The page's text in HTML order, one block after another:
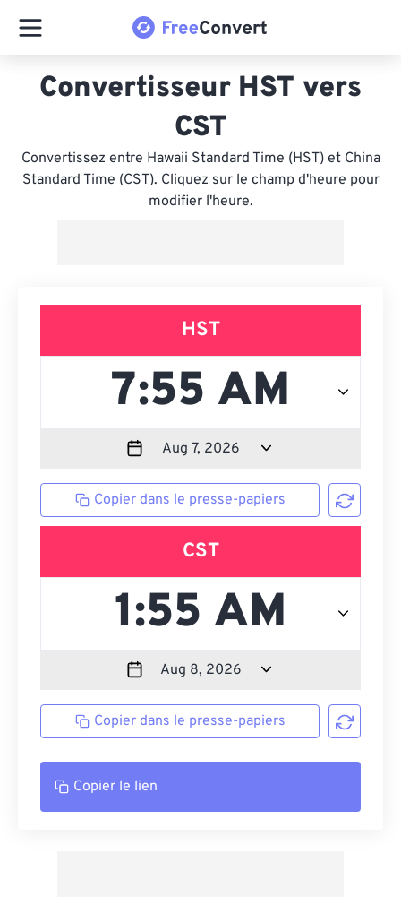
Convertisseur HST vers
CST
Convertissez entre Hawaii Standard Time (HST) et China
Standard Time (CST). Cliquez sur le champ d'heure pour
modifier l'heure.
HST
Copier dans le presse-papiers
CST
Copier dans le presse-papiers
Copier le lien